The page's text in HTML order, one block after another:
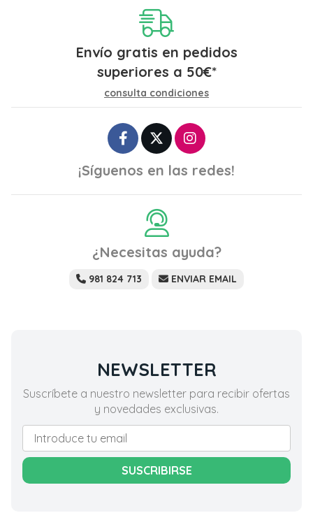
Envío gratis en pedidos
superiores a 50€*
consulta condiciones
¡Síguenos en las redes!
¿Necesitas ayuda?
981 824 713 ENVIAR EMAIL
NEWSLETTER
Suscríbete a nuestro newsletter para recibir ofertas
y novedades exclusivas.
SUSCRIBIRSE